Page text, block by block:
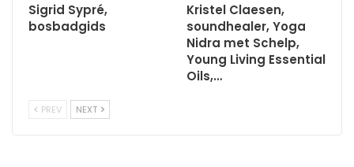
Sigrid Sypré,
bosbadgids
Kristel Claesen,
soundhealer, Yoga
Nidra met Schelp,
Young Living Essential
Oils,…
PREV NEXT